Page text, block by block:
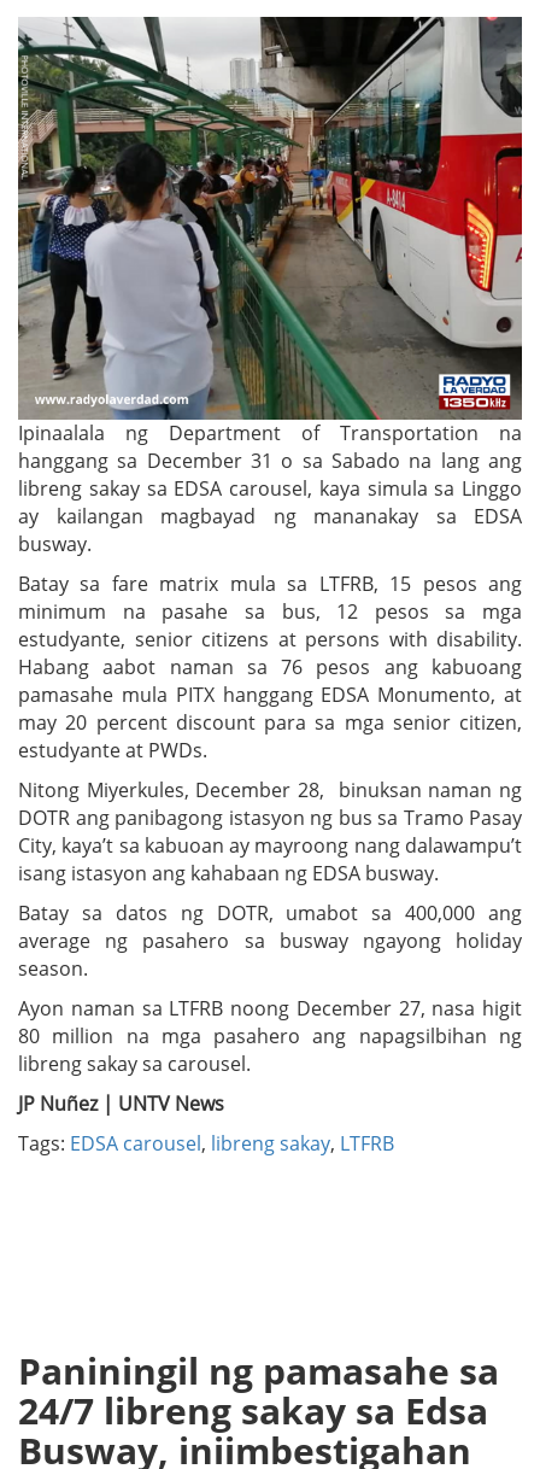
Ipinaalala ng Department of Transportation na
hanggang sa December 31 o sa Sabado na lang ang
libreng sakay sa EDSA carousel, kaya simula sa Linggo
ay kailangan magbayad ng mananakay sa EDSA
busway.
Batay sa fare matrix mula sa LTFRB, 15 pesos ang
minimum na pasahe sa bus, 12 pesos sa mga
estudyante, senior citizens at persons with disability.
Habang aabot naman sa 76 pesos ang kabuoang
pamasahe mula PITX hanggang EDSA Monumento, at
may 20 percent discount para sa mga senior citizen,
estudyante at PWDs.
Nitong Miyerkules, December 28, binuksan naman ng
DOTR ang panibagong istasyon ng bus sa Tramo Pasay
City, kaya’t sa kabuoan ay mayroong nang dalawampu’t
isang istasyon ang kahabaan ng EDSA busway.
Batay sa datos ng DOTR, umabot sa 400,000 ang
average ng pasahero sa busway ngayong holiday
season.
Ayon naman sa LTFRB noong December 27, nasa higit
80 million na mga pasahero ang napagsilbihan ng
libreng sakay sa carousel.
JP Nuñez | UNTV News
Tags: EDSA carousel, libreng sakay, LTFRB
Paniningil ng pamasahe sa
24/7 libreng sakay sa Edsa
Busway, iniimbestigahan